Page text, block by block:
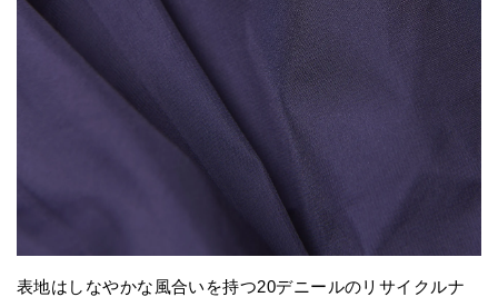
表地はしなやかな風合いを持つ20デニールのリサイクルナ